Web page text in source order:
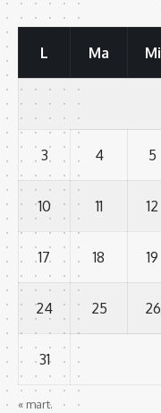
L Ma Mi
3 4 5
10 11 12
17 18 19
24 25 26
31
« mart.